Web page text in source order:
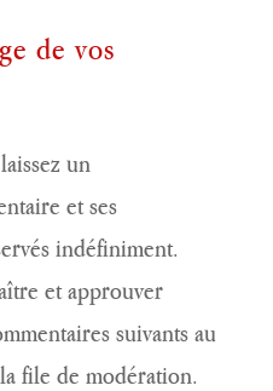
de vos
un
et ses
indéfiniment.
et approuver
suivants au
file de modération.